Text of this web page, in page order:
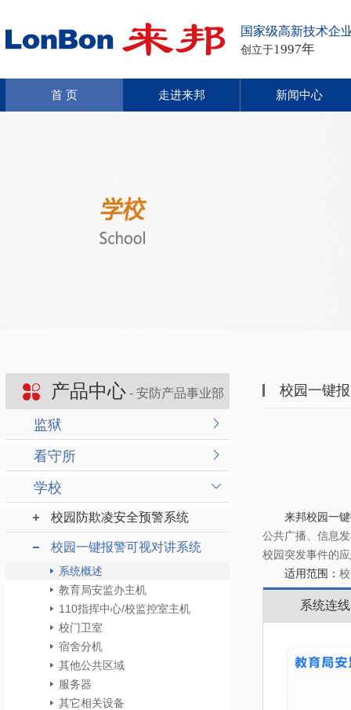
国家级高新技术企
创立于1997年
首 页 走进来邦 新闻中心
产品中心 - 安防产品事业部
监狱
看守所
学校
校园防欺凌安全预警系统
校园一键报警可视对讲系统
系统概述
教育局安监办主机
110指挥中心/校监控室主机
校门卫室
宿舍分机
其他公共区域
服务器
其它相关设备
校园一键
来邦校园一
公共广播、信息
校园突发事件的
适用范围：
系统连